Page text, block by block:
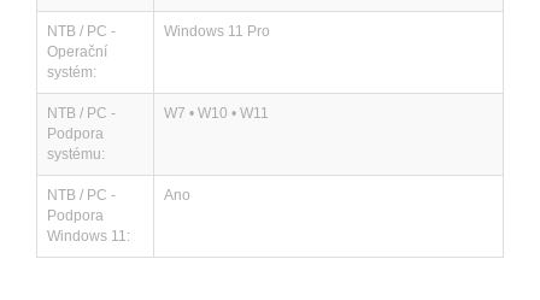
NTB / PC -
Operační
systém:
Windows 11 Pro
NTB / PC -
Podpora
systému:
W7 • W10 • W11
NTB / PC -
Podpora
Windows 11:
Ano